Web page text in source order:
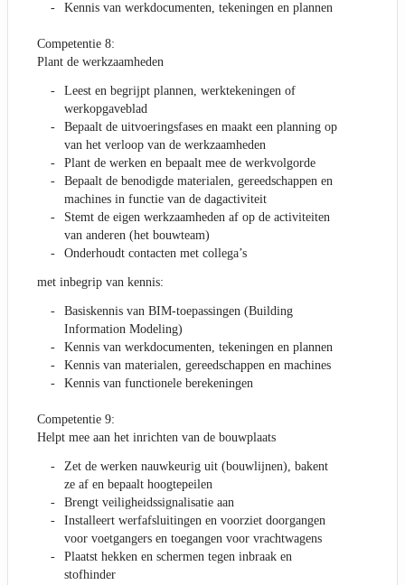
Kennis van werkdocumenten, tekeningen en plannen
Competentie 8:
Plant de werkzaamheden
Leest en begrijpt plannen, werktekeningen of
werkopgaveblad
Bepaalt de uitvoeringsfases en maakt een planning op
van het verloop van de werkzaamheden
Plant de werken en bepaalt mee de werkvolgorde
Bepaalt de benodigde materialen, gereedschappen en
machines in functie van de dagactiviteit
Stemt de eigen werkzaamheden af op de activiteiten
van anderen (het bouwteam)
Onderhoudt contacten met collega’s
met inbegrip van kennis:
Basiskennis van BIM-toepassingen (Building
Information Modeling)
Kennis van werkdocumenten, tekeningen en plannen
Kennis van materialen, gereedschappen en machines
Kennis van functionele berekeningen
Competentie 9:
Helpt mee aan het inrichten van de bouwplaats
Zet de werken nauwkeurig uit (bouwlijnen), bakent
ze af en bepaalt hoogtepeilen
Brengt veiligheidssignalisatie aan
Installeert werfafsluitingen en voorziet doorgangen
voor voetgangers en toegangen voor vrachtwagens
Plaatst hekken en schermen tegen inbraak en
stofhinder